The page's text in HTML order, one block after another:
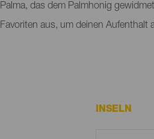
Palma, das dem Palmhonig
Favoriten aus, um deinen Aufenthalt
INSELN